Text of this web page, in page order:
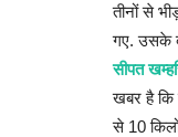
तीनों से
गए. उसके
सीपत
खबर है कि
से 10